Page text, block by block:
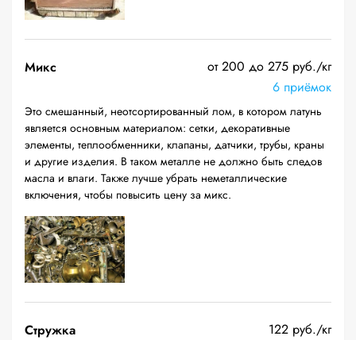
Микс
от 200 до 275 руб./кг
6 приёмок
Это смешанный, неотсортированный лом, в котором латунь
является основным материалом: сетки, декоративные
элементы, теплообменники, клапаны, датчики, трубы, краны
и другие изделия. В таком металле не должно быть следов
масла и влаги. Также лучше убрать неметаллические
включения, чтобы повысить цену за микс.
Стружка
122 руб./кг